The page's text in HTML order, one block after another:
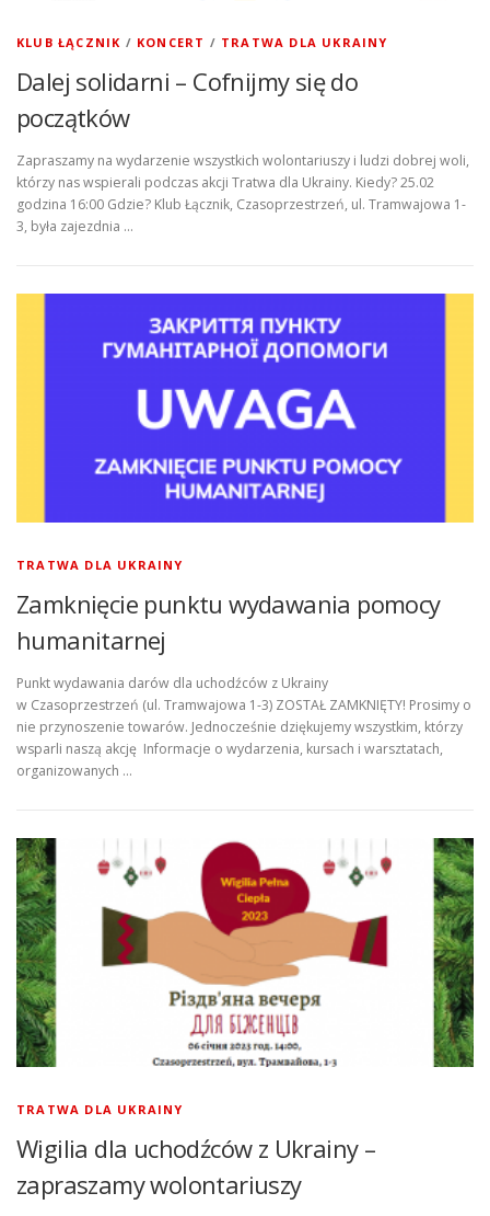
KLUB ŁĄCZNIK / KONCERT / TRATWA DLA UKRAINY
Dalej solidarni – Cofnijmy się do
początków
Zapraszamy na wydarzenie wszystkich wolontariuszy i ludzi dobrej woli,
którzy nas wspierali podczas akcji Tratwa dla Ukrainy. Kiedy? 25.02
godzina 16:00 Gdzie? Klub Łącznik, Czasoprzestrzeń, ul. Tramwajowa 1-
3, była zajezdnia …
TRATWA DLA UKRAINY
Zamknięcie punktu wydawania pomocy
humanitarnej
Punkt wydawania darów dla uchodźców z Ukrainy
w Czasoprzestrzeń (ul. Tramwajowa 1-3) ZOSTAŁ ZAMKNIĘTY! Prosimy o
nie przynoszenie towarów. Jednocześnie dziękujemy wszystkim, którzy
wsparli naszą akcję Informacje o wydarzenia, kursach i warsztatach,
organizowanych …
TRATWA DLA UKRAINY
Wigilia dla uchodźców z Ukrainy –
zapraszamy wolontariuszy